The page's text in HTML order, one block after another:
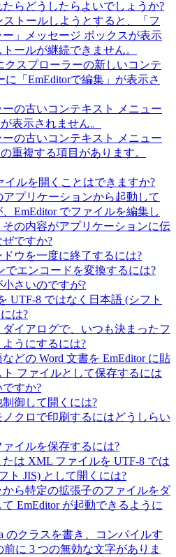
らどうしたらよいでしょうか?
ストールしようとすると、「フ
ー」メッセージ ボックスが表示
ールが継続できません。
クスプローラーの新しいコンテ
に「EmEditorで編集」が表示さ
の古いコンテキスト メニュー
表示されません。
の古いコンテキスト メニュー
重複する項目があります。
イルを開くことはできますか?
アプリケーションから起動して
EmEditor でファイルを編集し
の内容がアプリケーションに伝
ですか?
ウを一度に終了するには?
でエンコードを変換するには?
さいのですが?
UTF-8 ではなく日本語 (シフト
は?
イアログで、いつも決まったフ
うにするには?
どの Word 文書を EmEditor に貼
ト ファイルとして保存するには
すか?
御して開くには?
クロで印刷するにはどうしらい
イルを保存するには?
たは XML ファイルを UTF-8 では
ト JIS) として開くには?
ら特定の拡張子のファイルをダ
EmEditor が起動できるように
のクラスを書き、コンパイルす
前に 3 つの無効な文字がありま